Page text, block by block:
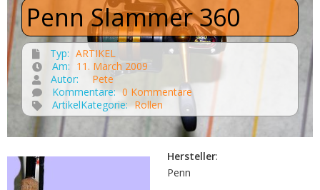
Penn Slammer 360
Typ: ARTIKEL
Am: 11. March 2009
Autor:
Pete
Kommentare: 0 Kommentare
ArtikelKategorie: Rollen
Hersteller:
Penn